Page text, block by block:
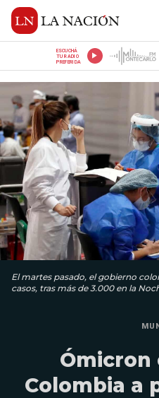
ESCUCHÁ
TU RADIO
PREFERIDA
El martes pasado, el gobierno
casos, tras más de 3.000 en la
Ómicron
Colombia a